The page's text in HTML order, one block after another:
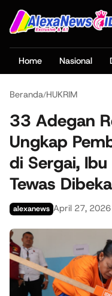
Home Nasional
Beranda/HUKRIM
33 Adegan
Ungkap
di Sergai,
Tewas
alexanews April 27,